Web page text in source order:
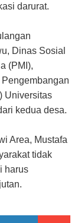
darurat.
Dinas Sosial
(PMI),
Universitas
kedua desa.
Area, Mustafa
tidak
harus